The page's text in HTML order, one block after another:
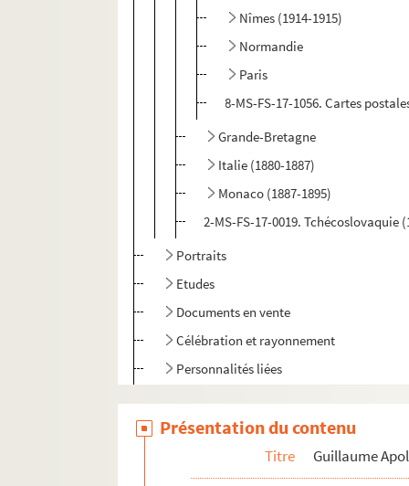
Nîmes (1914-1915)
Normandie
Paris
8-MS-FS-17-1056. Cartes
Grande-Bretagne
Italie (1880-1887)
Monaco (1887-1895)
2-MS-FS-17-0019. Tchécoslovaquie
Portraits
Etudes
Documents en vente
Célébration et rayonnement
Personnalités liées
Pierre-Marcel Adéma
Présentation du contenu
Titre Guillaume